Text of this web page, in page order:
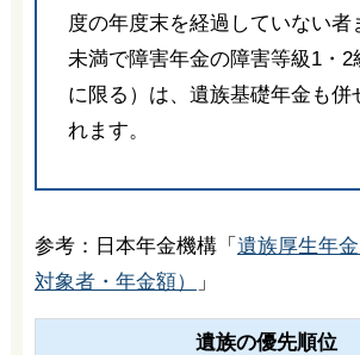
度の年度末を経過していない者
未満で障害年金の障害等級1・2
に限る）は、遺族基礎年金も併
れます。
参考：日本年金機構「 遺族厚生年
対象者・年金額）
」
遺族の優先順位